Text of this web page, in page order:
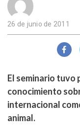
26 de junio de 2011
El seminario tuvo
conocimiento
internacional
animal.